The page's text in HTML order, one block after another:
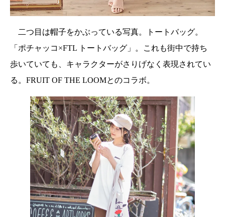
二つ目は帽子をかぶっている写真。トートバッグ。
「ポチャッコ×FTL トートバッグ」。これも街中で持ち
歩いていても、キャラクターがさりげなく表現されてい
る。FRUIT OF THE LOOMとのコラボ。